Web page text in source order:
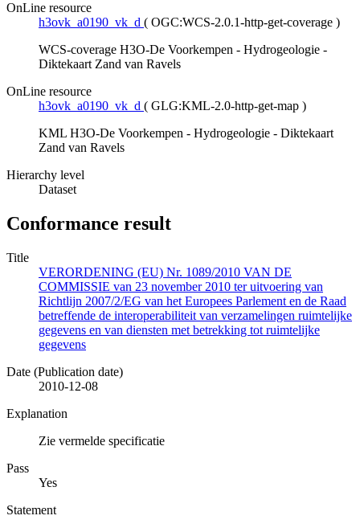
OnLine resource
h3ovk_a0190_vk_d ( OGC:WCS-2.0.1-http-get-coverage )
WCS-coverage H3O-De Voorkempen - Hydrogeologie -
Diktekaart Zand van Ravels
OnLine resource
h3ovk_a0190_vk_d ( GLG:KML-2.0-http-get-map )
KML H3O-De Voorkempen - Hydrogeologie - Diktekaart
Zand van Ravels
Hierarchy level
Dataset
Conformance result
Title
VERORDENING (EU) Nr. 1089/2010 VAN DE
COMMISSIE van 23 november 2010 ter uitvoering van
Richtlijn 2007/2/EG van het Europees Parlement en de Raad
betreffende de interoperabiliteit van verzamelingen ruimtelijke
gegevens en van diensten met betrekking tot ruimtelijke
gegevens
Date (Publication date)
2010-12-08
Explanation
Zie vermelde specificatie
Pass
Yes
Statement